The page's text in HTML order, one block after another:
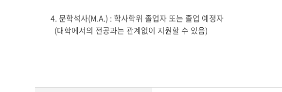
4. 문학석사(M.A.) : 학사학위 졸업자 또는 졸업 예정자
(대학에서의 전공과는 관계없이 지원할 수 있음)